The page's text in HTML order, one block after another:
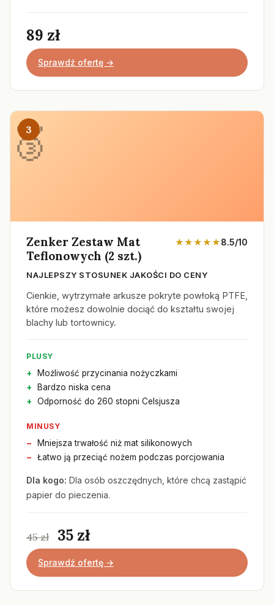
89 zł
Sprawdź ofertę →
3
Zenker Zestaw Mat
Teflonowych (2 szt.)
★★★★★8.5/10
NAJLEPSZY STOSUNEK JAKOŚCI DO CENY
Cienkie, wytrzymałe arkusze pokryte powłoką PTFE,
które możesz dowolnie dociąć do kształtu swojej
blachy lub tortownicy.
PLUSY
Możliwość przycinania nożyczkami
Bardzo niska cena
Odporność do 260 stopni Celsjusza
MINUSY
Mniejsza trwałość niż mat silikonowych
Łatwo ją przeciąć nożem podczas porcjowania
Dla kogo: Dla osób oszczędnych, które chcą zastąpić
papier do pieczenia.
45 zł 35 zł
Sprawdź ofertę →